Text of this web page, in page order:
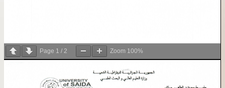
Page 1 / 2 Zoom 100%